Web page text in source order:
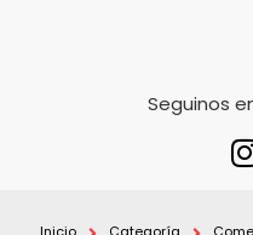
Seguinos